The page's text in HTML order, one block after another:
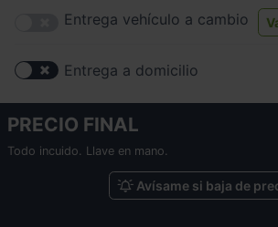
Entrega vehículo a cambio
Entrega a domicilio
PRECIO FINAL
Todo incuido. Llave en mano.
Avísame si baja de